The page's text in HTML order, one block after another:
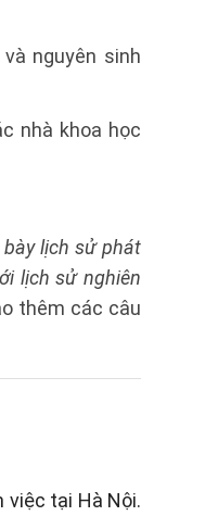
nguyên sinh
nhà khoa học
bày lịch sử phát
lịch sử nghiên
thêm các câu
việc tại Hà Nội.